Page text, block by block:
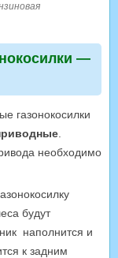
—
газонокосилки
необходимо
будут
наполнится и
к задним